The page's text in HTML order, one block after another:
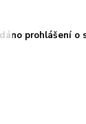
prohlášení o